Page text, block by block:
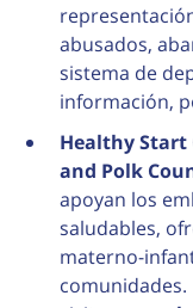
abusados,
sistema de
información,
Healthy Start
and Polk
apoyan los
saludables,
materno-